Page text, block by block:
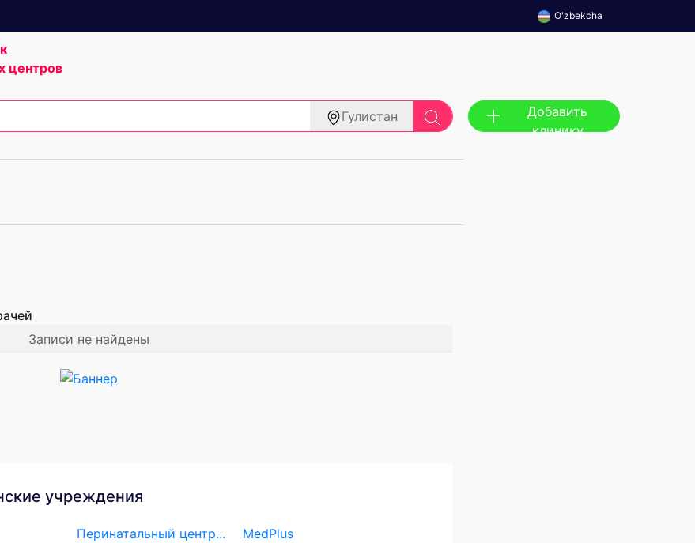
O'zbekcha
центров
Гулистан
Добавить
клинику
Записи не найдены
учреждения
Перинатальный центр... MedPlus